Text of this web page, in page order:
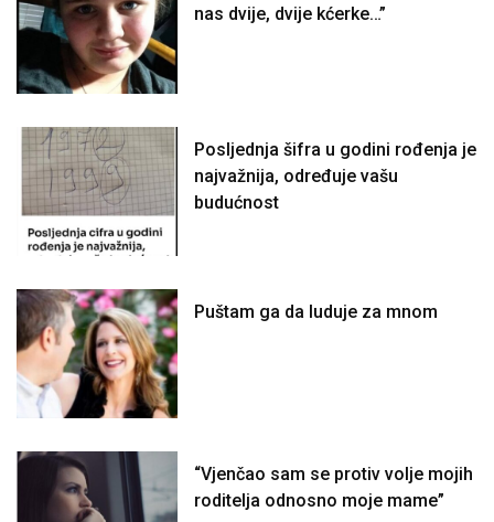
nas dvije, dvije kćerke…”
Posljednja šifra u godini rođenja je
najvažnija, određuje vašu
budućnost
Puštam ga da luduje za mnom
“Vjenčao sam se protiv volje mojih
roditelja odnosno moje mame”